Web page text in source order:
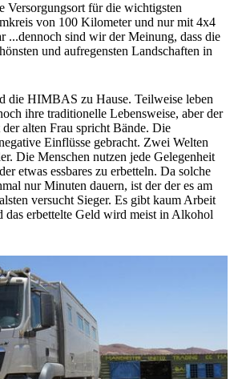
Versorgungsort für die wichtigsten
von 100 Kilometer und nur mit 4x4
...dennoch sind wir der Meinung, dass die
und aufregensten Landschaften in
die HIMBAS zu Hause. Teilweise leben
ihre traditionelle Lebensweise, aber der
alten Frau spricht Bände. Die
Einflüsse gebracht. Zwei Welten
Die Menschen nutzen jede Gelegenheit
etwas essbares zu erbetteln. Da solche
nur Minuten dauern, ist der der es am
versucht Sieger. Es gibt kaum Arbeit
das erbettelte Geld wird meist in Alkohol